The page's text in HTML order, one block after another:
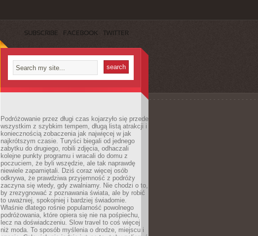
SUBSCRIBE FACEBOOK TWITTER
Podróżowanie przez długi czas kojarzyło się przede
wszystkim z szybkim tempem, długą listą atrakcji i
koniecznością zobaczenia jak najwięcej w jak
najkrótszym czasie. Turyści biegali od jednego
zabytku do drugiego, robili zdjęcia, odhaczali
kolejne punkty programu i wracali do domu z
poczuciem, że byli wszędzie, ale tak naprawdę
niewiele zapamiętali. Dziś coraz więcej osób
odkrywa, że prawdziwa przyjemność z podróży
zaczyna się wtedy, gdy zwalniamy. Nie chodzi o to,
by zrezygnować z poznawania świata, ale by robić
to uważniej, spokojniej i bardziej świadomie.
Właśnie dlatego rośnie popularność powolnego
podróżowania, które opiera się nie na pośpiechu,
lecz na doświadczeniu. Slow travel to coś więcej
niż moda. To sposób myślenia o drodze, miejscu i